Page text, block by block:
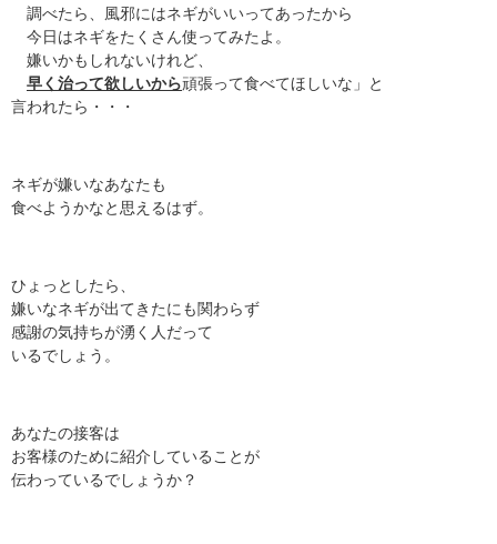
調べたら、風邪にはネギがいいってあったから
今日はネギをたくさん使ってみたよ。
嫌いかもしれないけれど、
早く治って欲しいから頑張って食べてほしいな」と
言われたら・・・
ネギが嫌いなあなたも
食べようかなと思えるはず。
ひょっとしたら、
嫌いなネギが出てきたにも関わらず
感謝の気持ちが湧く人だって
いるでしょう。
あなたの接客は
お客様のために紹介していることが
伝わっているでしょうか？